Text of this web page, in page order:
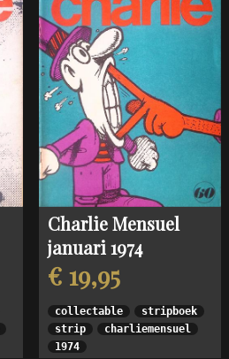
Charlie Mensuel
januari 1974
€ 19,95
collectable
stripboek
strip
charliemensuel
1974